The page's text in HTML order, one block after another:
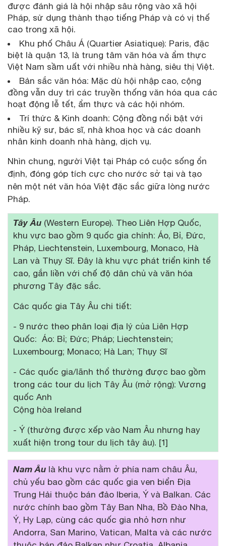
được đánh giá là hội nhập sâu rộng vào xã hội
Pháp, sử dụng thành thạo tiếng Pháp và có vị thế
cao trong xã hội.
Khu phố Châu Á (Quartier Asiatique): Paris, đặc
biệt là quận 13, là trung tâm văn hóa và ẩm thực
Việt Nam sầm uất với nhiều nhà hàng, siêu thị Việt.
Bản sắc văn hóa: Mặc dù hội nhập cao, cộng
đồng vẫn duy trì các truyền thống văn hóa qua các
hoạt động lễ tết, ẩm thực và các hội nhóm.
Trí thức & Kinh doanh: Cộng đồng nổi bật với
nhiều kỹ sư, bác sĩ, nhà khoa học và các doanh
nhân kinh doanh nhà hàng, dịch vụ.
Nhìn chung, người Việt tại Pháp có cuộc sống ổn
định, đóng góp tích cực cho nước sở tại và tạo
nên một nét văn hóa Việt đặc sắc giữa lòng nước
Pháp.
Tây Âu (Western Europe). Theo Liên Hợp Quốc,
khu vực bao gồm 9 quốc gia chính: Áo, Bỉ, Đức,
Pháp, Liechtenstein, Luxembourg, Monaco, Hà
Lan và Thụy Sĩ. Đây là khu vực phát triển kinh tế
cao, gắn liền với chế độ dân chủ và văn hóa
phương Tây đặc sắc.
Các quốc gia Tây Âu chi tiết:
- 9 nước theo phân loại địa lý của Liên Hợp
Quốc: Áo: Bỉ; Đức; Pháp; Liechtenstein;
Luxembourg; Monaco; Hà Lan; Thụy Sĩ
- Các quốc gia/lãnh thổ thường được bao gồm
trong các tour du lịch Tây Âu (mở rộng): Vương
quốc Anh
Cộng hòa Ireland
- Ý (thường được xếp vào Nam Âu nhưng hay
xuất hiện trong tour du lịch tây âu). [1]
Nam Âu là khu vực nằm ở phía nam châu Âu,
chủ yếu bao gồm các quốc gia ven biển Địa
Trung Hải thuộc bán đảo Iberia, Ý và Balkan. Các
nước chính bao gồm Tây Ban Nha, Bồ Đào Nha,
Ý, Hy Lạp, cùng các quốc gia nhỏ hơn như
Andorra, San Marino, Vatican, Malta và các nước